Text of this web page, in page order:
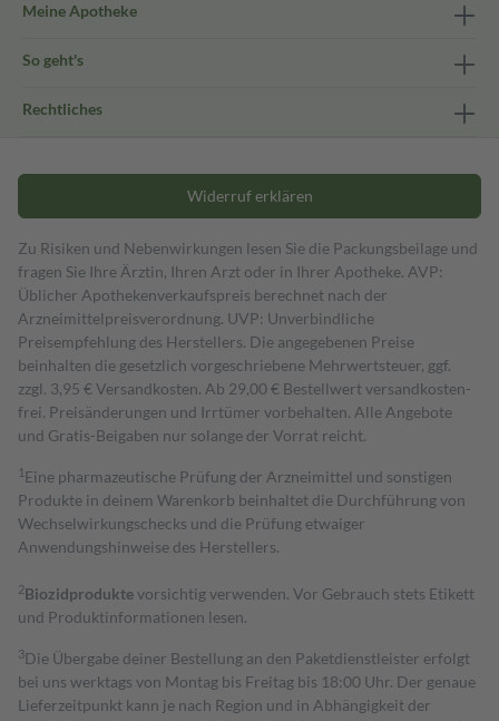
Meine Apotheke
So geht's
Rechtliches
Widerruf erklären
Zu Risiken und Nebenwirkungen lesen Sie die Packungsbeilage und
fragen Sie Ihre Ärztin, Ihren Arzt oder in Ihrer Apotheke. AVP:
Üblicher Apothekenverkaufspreis berechnet nach der
Arzneimittelpreisverordnung. UVP: Unverbindliche
Preisempfehlung des Herstellers. Die angegebenen Preise
beinhalten die gesetzlich vorgeschriebene Mehrwertsteuer, ggf.
zzgl. 3,95 € Versandkosten. Ab 29,00 € Bestell­wert versand­kosten­
frei. Preisänderungen und Irrtümer vorbehalten. Alle Angebote
und Gratis-Beigaben nur solange der Vorrat reicht.
1 Eine pharmazeutische Prüfung der Arzneimittel und sonstigen
Produkte in deinem Warenkorb beinhaltet die Durchführung von
Wechselwirkungschecks und die Prüfung etwaiger
Anwendungshinweise des Herstellers.
2Biozidproduktevorsichtig verwenden. Vor Gebrauch stets Etikett
und Produktinformationen lesen.
3Die Übergabe deiner Bestellung an den Paketdienstleister erfolgt
bei uns werktags von Montag bis Freitag bis 18:00 Uhr. Der genaue
Lieferzeitpunkt kann je nach Region und in Abhängigkeit der